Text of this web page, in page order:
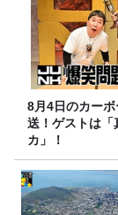
8月4日のカー
送！ゲストは「
カ」！